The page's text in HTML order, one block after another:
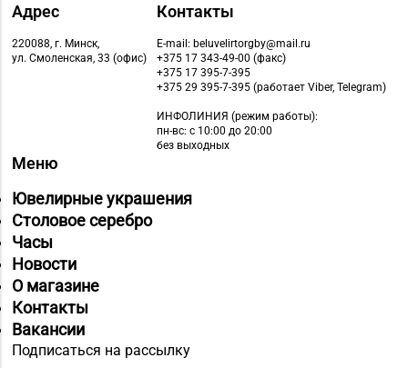
Адрес
220088, г. Минск,
ул. Смоленская, 33 (офис)
Контакты
E-mail: beluvelirtorgby@mail.ru
+375 17 343-49-00 (факс)
+375 17 395-7-395
+375 29 395-7-395 (работает Viber, Telegram)
ИНФОЛИНИЯ (режим работы):
пн-вс: с 10:00 до 20:00
без выходных
Меню
Ювелирные украшения
Столовое серебро
Часы
Новости
О магазине
Контакты
Вакансии
Подписаться на рассылку